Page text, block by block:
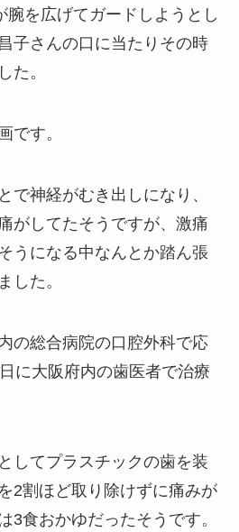
腕を広げてガードしようとし
子さんの口に当たりその時
た。
です。
で神経がむき出しになり、
がしてたそうですが、激痛
うになる中なんとか踏ん張
した。
の総合病院の口腔外科で応
に大阪府内の歯医者で治療
してプラスチックの歯を装
2割ほど取り除けずに痛みが
3食おかゆだったそうです。